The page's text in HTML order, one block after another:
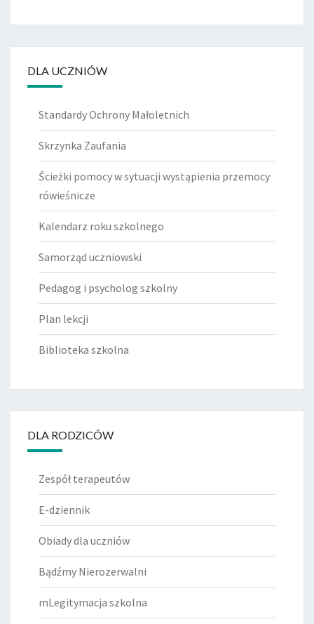
DLA UCZNIÓW
Standardy Ochrony Małoletnich
Skrzynka Zaufania
Ścieżki pomocy w sytuacji wystąpienia przemocy
rówieśnicze
Kalendarz roku szkolnego
Samorząd uczniowski
Pedagog i psycholog szkolny
Plan lekcji
Biblioteka szkolna
DLA RODZICÓW
Zespół terapeutów
E-dziennik
Obiady dla uczniów
Bądźmy Nierozerwalni
mLegitymacja szkolna